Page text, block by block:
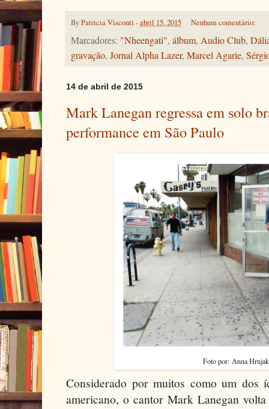
ByPatricia Visconti -abril 15, 2015 Nenhum comentário:
Marcadores: "Nheengati", álbum, Audio Club,
gravação, Jornal Alpha Lazer, Marcel Agarie,
14 de abril de 2015
Mark Lanegan regressa em solo
performance em São Paulo
Foto por: Anna
Considerado por muitos como um dos
americano, o cantor Mark Lanegan